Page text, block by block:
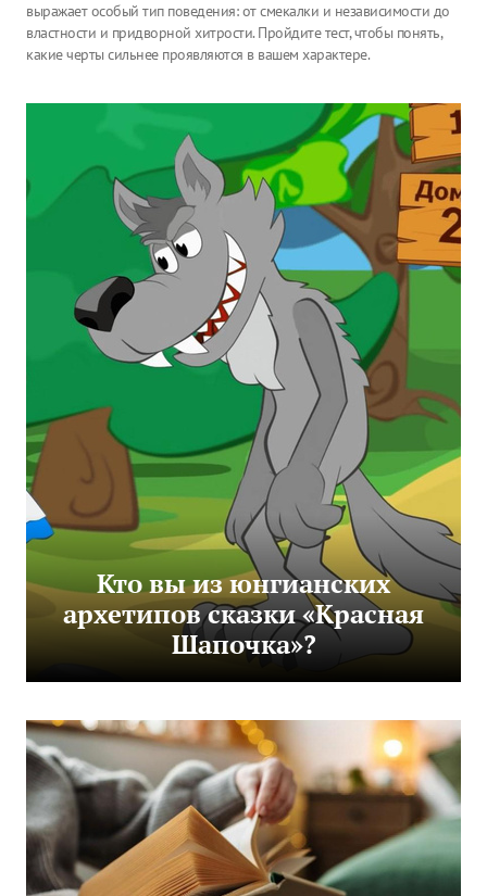
выражает особый тип поведения: от смекалки и независимости до
властности и придворной хитрости. Пройдите тест, чтобы понять,
какие черты сильнее проявляются в вашем характере.
Кто вы из юнгианских
архетипов сказки «Красная
Шапочка»?